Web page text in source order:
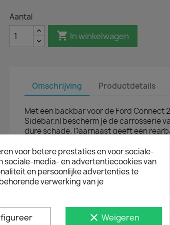
Aantal
 In winkelwagen
Omschrijving Productdetails
Met een backbar voor de Ford Connect
Sidebar.nl bescherm je de carrosserie
dure schade. Daarnaast geeft een
look. Onze beschermbar in
gepolijst RVS en heeft een
MONTAGE
De rearbar is eenvoudig te monteren;
achterbalk is afgestemd op de
bestelwagen. Je hoeft dus niets af te
montagemateriaal en de
mee met de rear-bar.
voor betere prestaties en voor sociale-
sociale-media- en advertentiecookies van
en persoonlijke advertenties te
verwerking van je
clear Weigeren